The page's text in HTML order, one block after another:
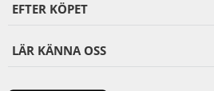
EFTER KÖPET
LÄR KÄNNA OSS